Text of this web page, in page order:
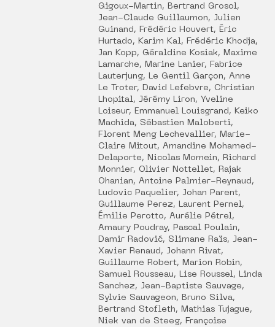
Gigoux-Martin, Bertrand Grosol,
Jean-Claude Guillaumon, Julien
Guinand, Frédéric Houvert, Éric
Hurtado, Karim Kal, Frédéric Khodja,
Jan Kopp, Géraldine Kosiak, Maxime
Lamarche, Marine Lanier, Fabrice
Lauterjung, Le Gentil Garçon, Anne
Le Troter, David Lefebvre, Christian
Lhopital, Jérémy Liron, Yveline
Loiseur, Emmanuel Louisgrand, Keiko
Machida, Sébastien Maloberti,
Florent Meng Lechevallier, Marie-
Claire Mitout, Amandine Mohamed-
Delaporte, Nicolas Momein, Richard
Monnier, Olivier Nottellet, Rajak
Ohanian, Antoine Palmier-Reynaud,
Ludovic Paquelier, Johan Parent,
Guillaume Perez, Laurent Pernel,
Émilie Perotto, Aurélie Pétrel,
Amaury Poudray, Pascal Poulain,
Damir Radović, Slimane Raïs, Jean-
Xavier Renaud, Johann Rivat,
Guillaume Robert, Marion Robin,
Samuel Rousseau, Lise Roussel, Linda
Sanchez, Jean-Baptiste Sauvage,
Sylvie Sauvageon, Bruno Silva,
Bertrand Stofleth, Mathias Tujague,
Niek van de Steeg, Françoise